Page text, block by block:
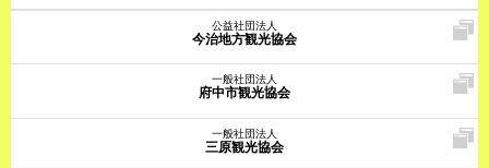
公益社団法人
今治地方観光協会
一般社団法人
府中市観光協会
一般社団法人
三原観光協会